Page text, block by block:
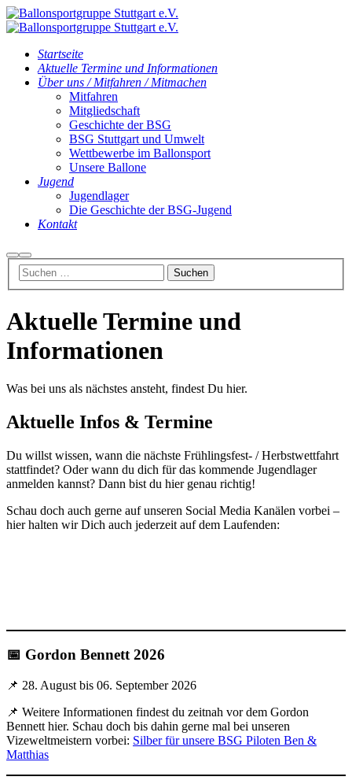
Startseite
Aktuelle Termine und Informationen
Über uns / Mitfahren / Mitmachen
Mitfahren
Mitgliedschaft
Geschichte der BSG
BSG Stuttgart und Umwelt
Wettbewerbe im Ballonsport
Unsere Ballone
Jugend
Jugendlager
Die Geschichte der BSG-Jugend
Kontakt
Suchen
Hauptmenü
Aktuelle Termine und
Informationen
Was bei uns als nächstes ansteht, findest Du hier.
Aktuelle Infos & Termine
Du willst wissen, wann die nächste Frühlingsfest- / Herbstwettfahrt
stattfindet? Oder wann du dich für das kommende Jugendlager
anmelden kannst? Dann bist du hier genau richtig!
Schau doch auch gerne auf unseren Social Media Kanälen vorbei –
hier halten wir Dich auch jederzeit auf dem Laufenden:
📅 Gordon Bennett 2026
📌 28. August bis 06. September 2026
📌 Weitere Informationen findest du zeitnah vor dem Gordon
Bennett hier. Schau doch bis dahin gerne mal bei unseren
Vizeweltmeistern vorbei: Silber für unsere BSG Piloten Ben &
Matthias